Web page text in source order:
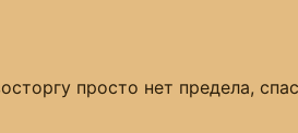
просто нет предела,